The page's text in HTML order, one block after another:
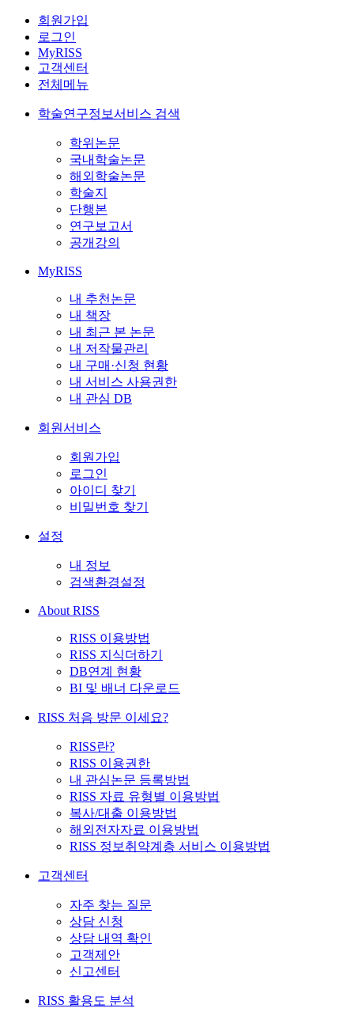
회원가입
로그인
MyRISS
고객센터
전체메뉴
학술연구정보서비스 검색
학위논문
국내학술논문
해외학술논문
학술지
단행본
연구보고서
공개강의
MyRISS
내 추천논문
내 책장
내 최근 본 논문
내 저작물관리
내 구매·신청 현황
내 서비스 사용권한
내 관심 DB
회원서비스
회원가입
로그인
아이디 찾기
비밀번호 찾기
설정
내 정보
검색환경설정
About RISS
RISS 이용방법
RISS 지식더하기
DB연계 현황
BI 및 배너 다운로드
RISS 처음 방문 이세요?
RISS란?
RISS 이용권한
내 관심논문 등록방법
RISS 자료 유형별 이용방법
복사/대출 이용방법
해외전자자료 이용방법
RISS 정보취약계층 서비스 이용방법
고객센터
자주 찾는 질문
상담 신청
상담 내역 확인
고객제안
신고센터
RISS 활용도 분석